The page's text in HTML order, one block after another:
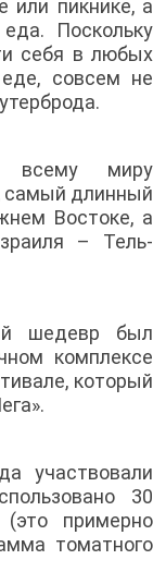
или пикнике, а
Поскольку
себя в любых
совсем не
всему миру
самый длинный
Востоке, а
– Тель-
шедевр был
комплексе
который
участвовали
30
примерно
томатного